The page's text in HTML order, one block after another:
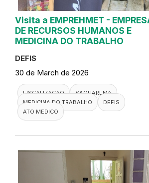
Visita a EMPREHMET -
DE RECURSOS HUMANOS E
MEDICINA DO TRABALHO
DEFIS
30 de March de 2026
FISCALIZACAO
SAQUAREMA
MEDICINA DO TRABALHO
DEFIS
ATO MEDICO